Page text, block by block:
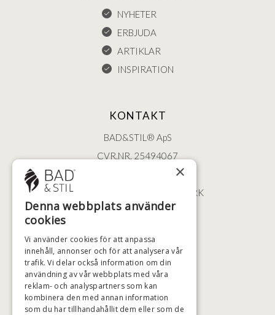
NYHETER
ERBJUDA
ARTIKLAR
INSPIRATION
KONTAKT
BAD&STIL® ApS
CVR.NR. 25494067
ØSTERBROGADE 202
2100 KØBENHAVN • DANMARK
+46 (0)79 008 12 60
HÖGSTA KREDITVÄRDIGHET
×
Denna webbplats använder
cookies
Vi använder cookies för att anpassa
innehåll, annonser och för att analysera vår
trafik. Vi delar också information om din
användning av vår webbplats med våra
reklam- och analyspartners som kan
kombinera den med annan information
som du har tillhandahållit dem eller som de